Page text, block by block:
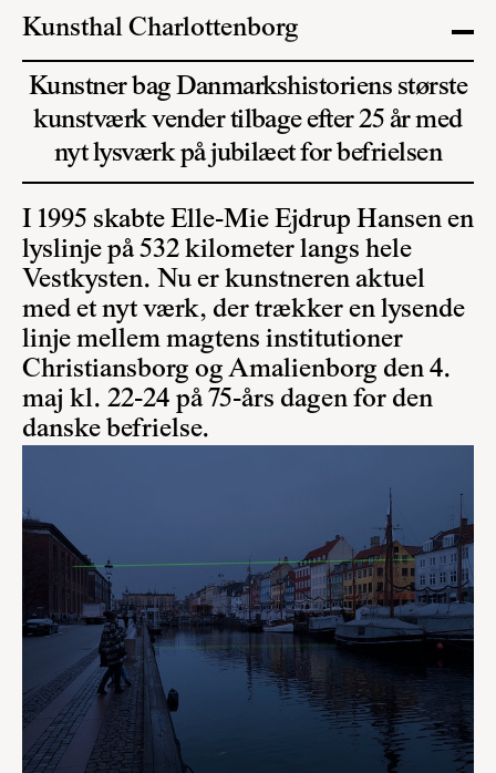
Kunsthal Charlottenborg
Kunstner bag Danmarkshistoriens største
kunstværk vender tilbage efter 25 år med
nyt lysværk på jubilæet for befrielsen
I 1995 skabte Elle-Mie Ejdrup Hansen en
lyslinje på 532 kilometer langs hele
Vestkysten. Nu er kunstneren aktuel
med et nyt værk, der trækker en lysende
linje mellem magtens institutioner
Christiansborg og Amalienborg den 4.
maj kl. 22-24 på 75-års dagen for den
danske befrielse.